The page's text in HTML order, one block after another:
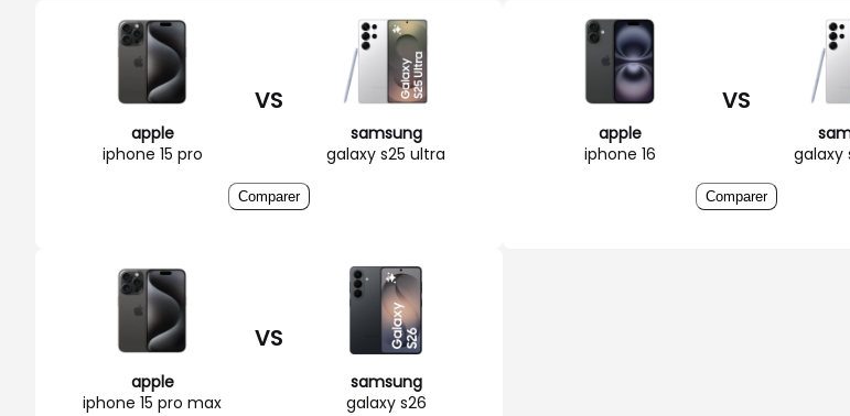
apple
iphone 15 pro
VS
samsung
galaxy s25 ultra
Comparer
apple
iphone 16
VS
galaxy
Comparer
apple
iphone 15 pro max
VS
samsung
galaxy s26